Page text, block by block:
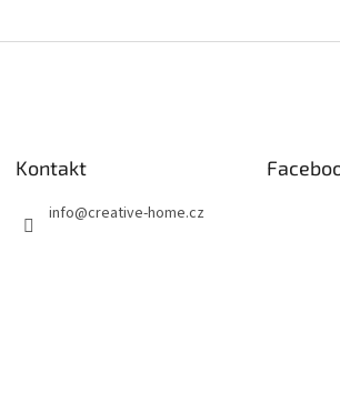
Kontakt
info@creative-home.cz